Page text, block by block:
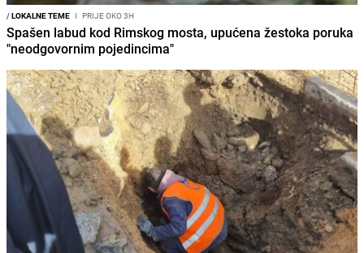
/LOKALNE TEME I PRIJE OKO 3H
Spašen labud kod Rimskog mosta, upućena žestoka poruka
"neodgovornim pojedincima"